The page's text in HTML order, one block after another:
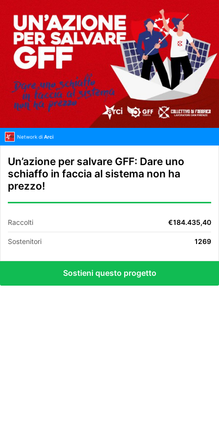
Network di Arci
Un’azione per salvare GFF: Dare uno
schiaffo in faccia al sistema non ha
prezzo!
Raccolti €184.435,40
Sostenitori 1269
Sostieni questo progetto